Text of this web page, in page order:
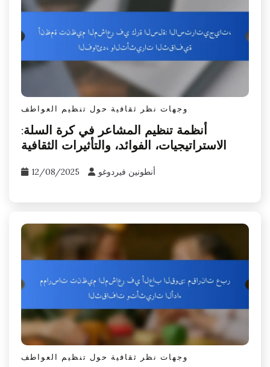
وجهات نظر ثقافية حول تنظيم العواطف
أنظمة تنظيم المشاعر في كرة السلة:
الاستراتيجيات، الفوائد، والتأثيرات الثقافية
12/08/2025 أنطونين فيردوغو
وجهات نظر ثقافية حول تنظيم العواطف